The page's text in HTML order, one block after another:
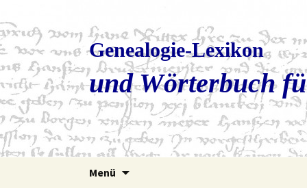
Genealogie-Lexikon
und Wörterbuch
Menü